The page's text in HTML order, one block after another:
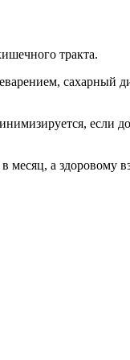
тракта.
сахарный
если
а здоровому